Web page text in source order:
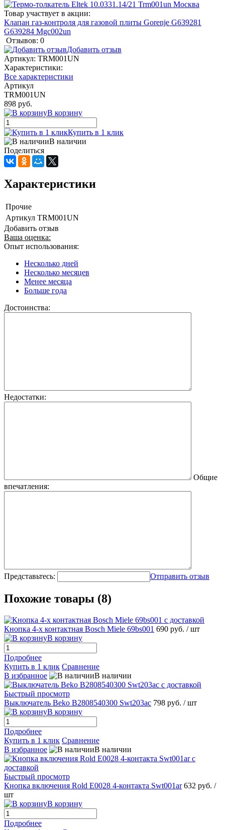
Товар участвует в акции:
Клапан газ-контроля для газовой плиты Gorenje G639281
G639284 Mgc002un
Отзывов: 0
Добавить отзыв
Артикул: TRM001UN
Характеристики:
Все характеристики
Артикул
TRM001UN
898 руб.
В корзину
Купить в 1 клик
В наличии
Поделиться
Характеристики
Прочие
Артикул TRM001UN
Добавить отзыв
Ваша оценка:
Опыт использования:
Несколько дней
Несколько месяцев
Менее месяца
Больше года
Достоинства:
Недостатки:
Общие
впечатления:
Представьтесь: Отправить отзыв
Похожие товары (8)
Кнопка 4-х контактная Bosch Miele 69bs001 690 руб. / шт
В корзину
Подробнее
Купить в 1 клик Сравнение
В избранное
В наличии
Быстрый просмотр
Выключатель Beko B2808540300 Swt203ac 798 руб. / шт
В корзину
Подробнее
Купить в 1 клик Сравнение
В избранное
В наличии
Быстрый просмотр
Кнопка включения Rold E0028 4-контакта Swt001ar 632 руб. /
шт
В корзину
Подробнее